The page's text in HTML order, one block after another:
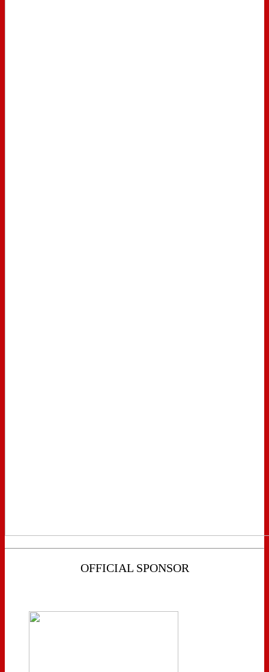
OFFICIAL SPONSOR